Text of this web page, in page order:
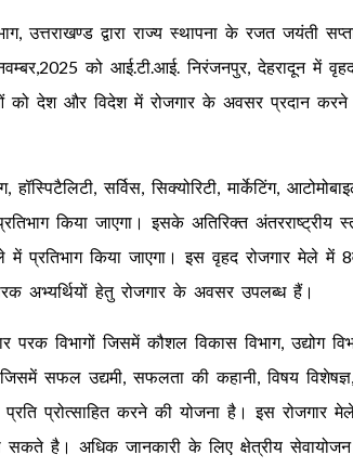
उत्तराखण्ड द्वारा राज्य स्थापना के रजत जयंती
को आई.टी.आई. निरंजनपुर, देहरादून में
को देश और विदेश में रोजगार के अवसर प्रदान
हॉस्पिटैलिटी, सर्विस, सिक्योरिटी, मार्केटिंग,
प्रतिभाग किया जाएगा। इसके अतिरिक्त
प्रतिभाग किया जाएगा। इस वृहद रोजगार मेले में
अभ्यर्थियों हेतु रोजगार के अवसर उपलब्ध हैं।
परक विभागों जिसमें कौशल विकास विभाग, उद्योग
सफल उद्यमी, सफलता की कहानी, विषय
प्रति प्रोत्साहित करने की योजना है। इस रोजगार
सकते है। अधिक जानकारी के लिए क्षेत्रीय